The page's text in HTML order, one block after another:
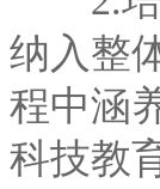
纳入整
程中涵
科技教